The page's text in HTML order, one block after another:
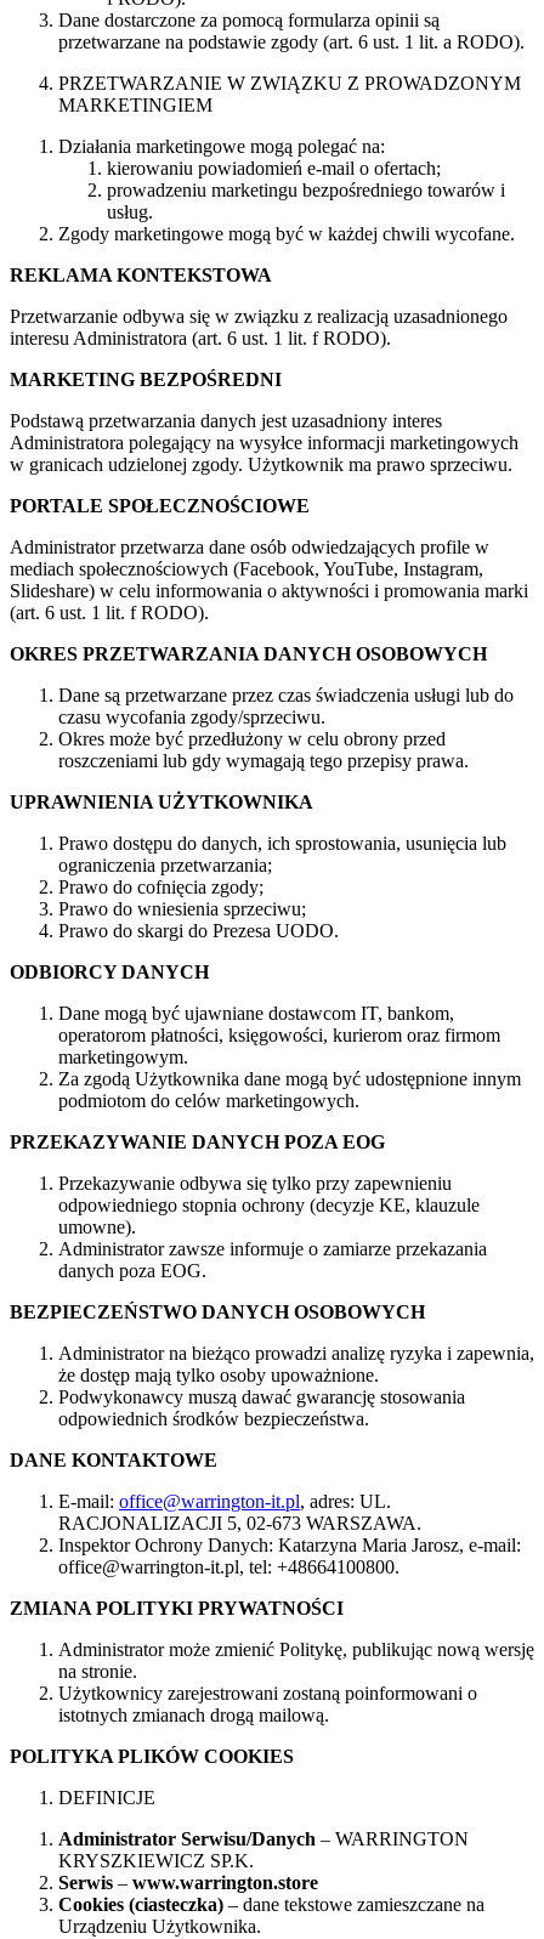
Dane dostarczone za pomocą formularza opinii są
przetwarzane na podstawie zgody (art. 6 ust. 1 lit. a RODO).
PRZETWARZANIE W ZWIĄZKU Z PROWADZONYM
MARKETINGIEM
Działania marketingowe mogą polegać na:
kierowaniu powiadomień e-mail o ofertach;
prowadzeniu marketingu bezpośredniego towarów i
usług.
Zgody marketingowe mogą być w każdej chwili wycofane.
REKLAMA KONTEKSTOWA
Przetwarzanie odbywa się w związku z realizacją uzasadnionego
interesu Administratora (art. 6 ust. 1 lit. f RODO).
MARKETING BEZPOŚREDNI
Podstawą przetwarzania danych jest uzasadniony interes
Administratora polegający na wysyłce informacji marketingowych
w granicach udzielonej zgody. Użytkownik ma prawo sprzeciwu.
PORTALE SPOŁECZNOŚCIOWE
Administrator przetwarza dane osób odwiedzających profile w
mediach społecznościowych (Facebook, YouTube, Instagram,
Slideshare) w celu informowania o aktywności i promowania marki
(art. 6 ust. 1 lit. f RODO).
OKRES PRZETWARZANIA DANYCH OSOBOWYCH
Dane są przetwarzane przez czas świadczenia usługi lub do
czasu wycofania zgody/sprzeciwu.
Okres może być przedłużony w celu obrony przed
roszczeniami lub gdy wymagają tego przepisy prawa.
UPRAWNIENIA UŻYTKOWNIKA
Prawo dostępu do danych, ich sprostowania, usunięcia lub
ograniczenia przetwarzania;
Prawo do cofnięcia zgody;
Prawo do wniesienia sprzeciwu;
Prawo do skargi do Prezesa UODO.
ODBIORCY DANYCH
Dane mogą być ujawniane dostawcom IT, bankom,
operatorom płatności, księgowości, kurierom oraz firmom
marketingowym.
Za zgodą Użytkownika dane mogą być udostępnione innym
podmiotom do celów marketingowych.
PRZEKAZYWANIE DANYCH POZA EOG
Przekazywanie odbywa się tylko przy zapewnieniu
odpowiedniego stopnia ochrony (decyzje KE, klauzule
umowne).
Administrator zawsze informuje o zamiarze przekazania
danych poza EOG.
BEZPIECZEŃSTWO DANYCH OSOBOWYCH
Administrator na bieżąco prowadzi analizę ryzyka i zapewnia,
że dostęp mają tylko osoby upoważnione.
Podwykonawcy muszą dawać gwarancję stosowania
odpowiednich środków bezpieczeństwa.
DANE KONTAKTOWE
E-mail: office@warrington-it.pl, adres: UL.
RACJONALIZACJI 5, 02-673 WARSZAWA.
Inspektor Ochrony Danych: Katarzyna Maria Jarosz, e-mail:
office@warrington-it.pl, tel: +48664100800.
ZMIANA POLITYKI PRYWATNOŚCI
Administrator może zmienić Politykę, publikując nową wersję
na stronie.
Użytkownicy zarejestrowani zostaną poinformowani o
istotnych zmianach drogą mailową.
POLITYKA PLIKÓW COOKIES
DEFINICJE
Administrator Serwisu/Danych – WARRINGTON
KRYSZKIEWICZ SP.K.
Serwis – www.warrington.store
Cookies (ciasteczka) – dane tekstowe zamieszczane na
Urządzeniu Użytkownika.